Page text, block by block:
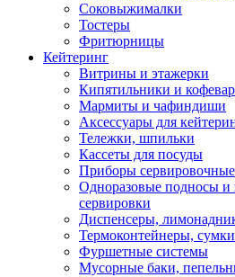
Соковыжималки
Тостеры
Фритюрницы
Кейтеринг
Витрины и этажерки
Кипятильники и
Мармиты и чафиндиши
Аксессуары для
Тележки, шпильки
Кассеты для посуды
Приборы сервировочные
Одноразовые подносы и
сервировки
Диспенсеры,
Термоконтейнеры,
Фуршетные системы
Мусорные баки,